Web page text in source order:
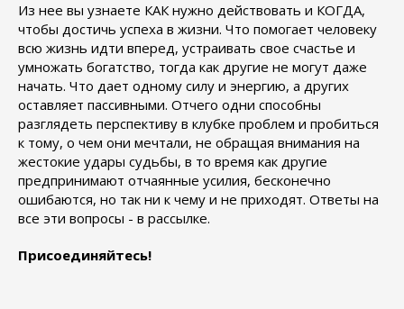
Из нее вы узнаете КАК нужно действовать и КОГДА,
чтобы достичь успеха в жизни. Что помогает человеку
всю жизнь идти вперед, устраивать свое счастье и
умножать богатство, тогда как другие не могут даже
начать. Что дает одному силу и энергию, а других
оставляет пассивными. Отчего одни способны
разглядеть перспективу в клубке проблем и пробиться
к тому, о чем они мечтали, не обращая внимания на
жестокие удары судьбы, в то время как другие
предпринимают отчаянные усилия, бесконечно
ошибаются, но так ни к чему и не приходят. Ответы на
все эти вопросы - в рассылке.
Присоединяйтесь!